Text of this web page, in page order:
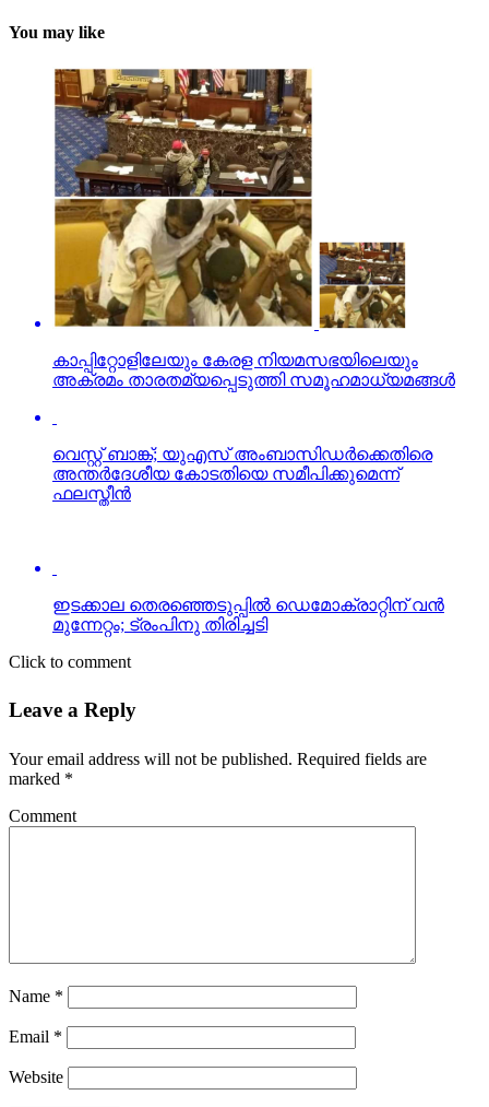
You may like
കാപ്പിറ്റോളിലേയും കേരള നിയമസഭയിലെയും
അക്രമം താരതമ്യപ്പെടുത്തി സമൂഹമാധ്യമങ്ങള്‍
വെസ്റ്റ് ബാങ്ക്; യുഎസ് അംബാസിഡര്‍ക്കെതിരെ
അന്തര്‍ദേശീയ കോടതിയെ സമീപിക്കുമെന്ന്
ഫലസ്തീന്‍
Click to comment
Leave a Reply
Your email address will not be published.
Comment
Name*
Email *
Website